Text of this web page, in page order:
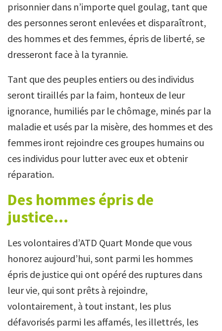
prisonnier dans n’importe quel goulag, tant que
des personnes seront enlevées et disparaîtront,
des hommes et des femmes, épris de liberté, se
dresseront face à la tyrannie.
Tant que des peuples entiers ou des individus
seront tiraillés par la faim, honteux de leur
ignorance, humiliés par le chômage, minés par la
maladie et usés par la misère, des hommes et des
femmes iront rejoindre ces groupes humains ou
ces individus pour lutter avec eux et obtenir
réparation.
Des hommes épris de
justice…
Les volontaires d’ATD Quart Monde que vous
honorez aujourd’hui, sont parmi les hommes
épris de justice qui ont opéré des ruptures dans
leur vie, qui sont prêts à rejoindre,
volontairement, à tout instant, les plus
défavorisés parmi les affamés, les illettrés, les